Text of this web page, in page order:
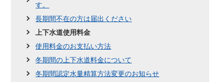
す。
長期間不在の方は届出ください
上下水道使用料金
使用料金のお支払い方法
冬期間の上下水道料金について
冬期間認定水量精算方法変更のお知らせ